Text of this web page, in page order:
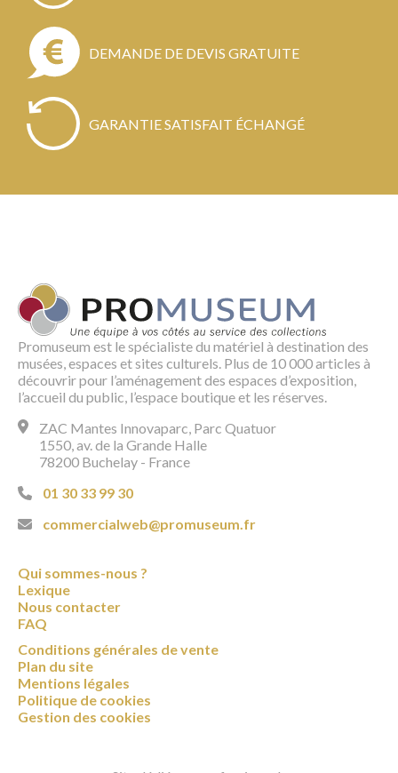
DEMANDE DE DEVIS GRATUITE
GARANTIE SATISFAIT ÉCHANGÉ
Promuseum est le spécialiste du matériel à destination des
musées, espaces et sites culturels. Plus de 10 000 articles à
découvrir pour l’aménagement des espaces d’exposition,
l’accueil du public, l’espace boutique et les réserves.
ZAC Mantes Innovaparc, Parc Quatuor
1550, av. de la Grande Halle
78200 Buchelay - France
01 30 33 99 30
commercialweb@promuseum.fr
Qui sommes-nous ?
Lexique
Nous contacter
FAQ
Conditions générales de vente
Plan du site
Mentions légales
Politique de cookies
Gestion des cookies